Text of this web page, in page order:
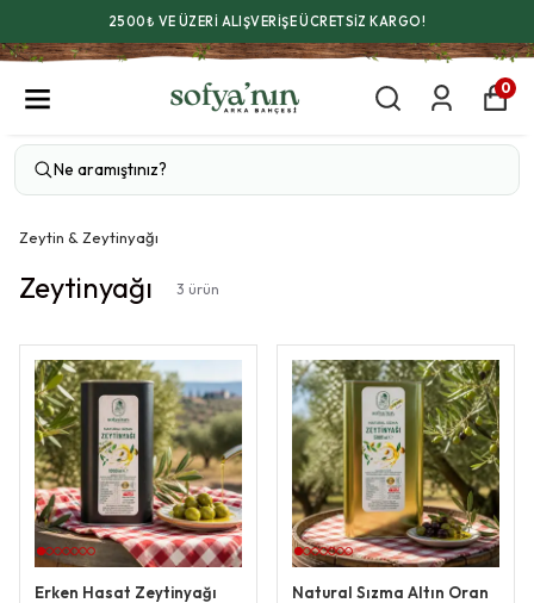
2500₺ VE ÜZERİ ALIŞVERİŞE ÜCRETSİZ KARGO!
0
Zeytin & Zeytinyağı
Zeytinyağı 3 ürün
Erken Hasat Zeytinyağı
Natural Sızma Altın Oran